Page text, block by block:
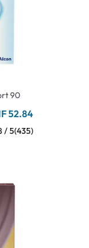
90
52.84
/ 5(435)